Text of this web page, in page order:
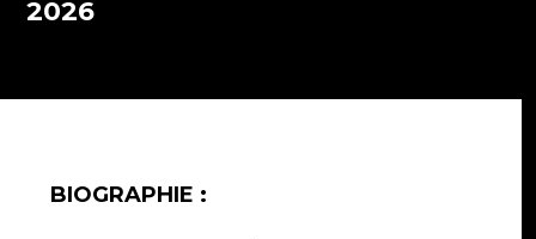
2026
BIOGRAPHIE :